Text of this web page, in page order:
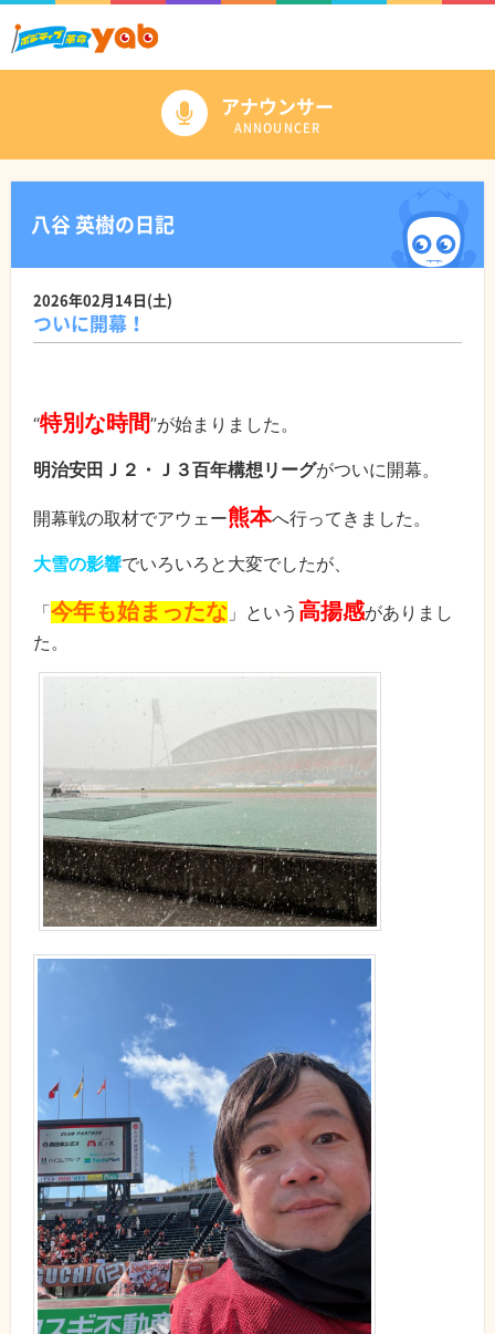
アナウンサー
ANNOUNCER
八谷 英樹の日記
2026年02月14日(土)
ついに開幕！
“特別な時間”が始まりました。
明治安田Ｊ２・Ｊ３百年構想リーグがついに開幕。
開幕戦の取材でアウェー熊本へ行ってきました。
大雪の影響でいろいろと大変でしたが、
「今年も始まったな 」という 高揚感がありまし
た。